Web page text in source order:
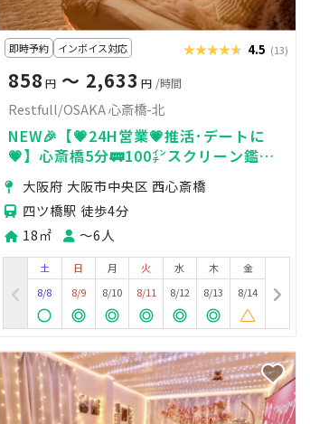
即時予約 インボイス対応 ★★★★★
★★★★★ 4.5 (13)
858 円〜 2,633 円 /時間
Restfull/OSAKA 心斎橋-北
NEW🎉【💗24H営業💗推活･デートに
💗】心斎橋5分🚃100㌅スクリーン鑑賞
会🍿誕生日会🥂未成年🆗シャワー🚿ゴミ
捨て無料！
大阪府 大阪市中央区 西心斎橋
四ツ橋駅 徒歩4分
18㎡
〜6人
土
8/8
日
8/9
月
8/10
火
8/11
水
8/12
木
8/13
金
8/14